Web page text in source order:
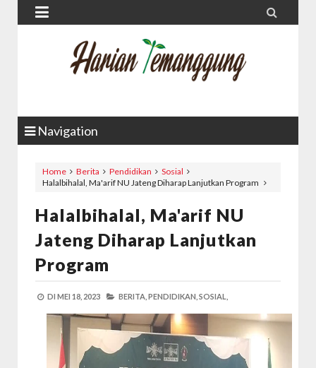
 
Navigation
Home Berita Pendidikan
Sosial
Halalbihalal, Ma'arif NU Jateng Diharap Lanjutkan Program
Halalbihalal, Ma'arif NU
Jateng Diharap Lanjutkan
Program
DI MEI 18, 2023 BERITA, PENDIDIKAN, SOSIAL,